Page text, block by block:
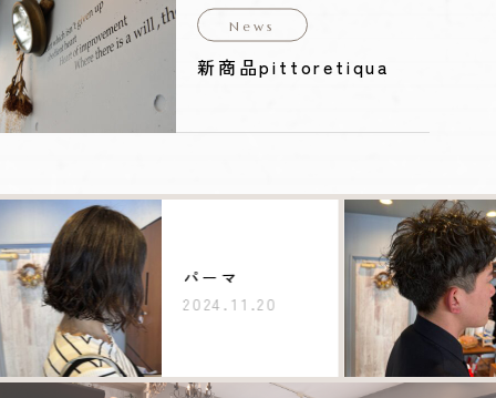
News
新商品pittoretiqua
パーマ
2024.11.20